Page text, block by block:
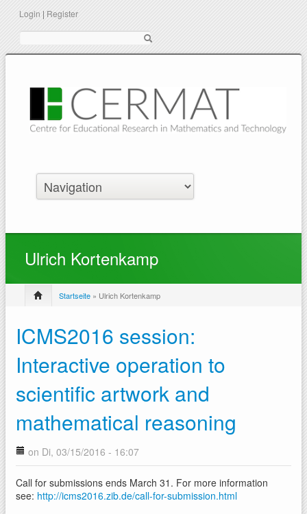
Login | Register
Ulrich Kortenkamp
Startseite » Ulrich Kortenkamp
ICMS2016 session:
Interactive operation to
scientific artwork and
mathematical reasoning
on Di, 03/15/2016 - 16:07
Call for submissions ends March 31. For more information
see: http://icms2016.zib.de/call-for-submission.html